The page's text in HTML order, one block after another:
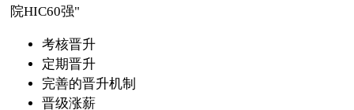
院HIC60强"
考核晋升
定期晋升
完善的晋升机制
晋级涨薪